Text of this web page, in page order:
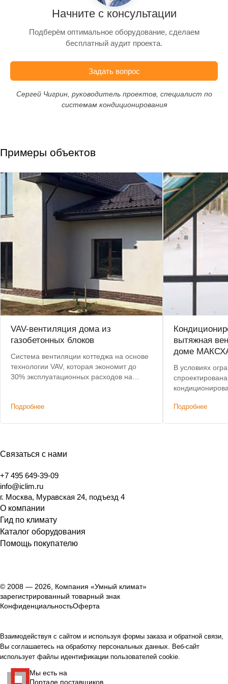
Начните с консультации
Подберём оптимальное оборудование, сделаем
бесплатный аудит проекта.
Задать вопрос
Сергей Чигрин, руководитель проектов, специалист по
системам кондиционирования
Примеры объектов
VAV-вентиляция дома из
газобетонных блоков
Система вентиляции коттеджа на основе
технологии VAV, которая экономит до
30% эксплуатационных расходов на
Подробнее
вытяжная
доме
В условиях
Подробнее
Связаться с нами
+7 495 649-39-09
info@iclim.ru
г. Москва, Муравская 24, подъезд 4
О компании
Гид по климату
Каталог оборудования
Помощь покупателю
© 2008 — 2026, Компания «Умный климат»
зарегистрированный товарный знак
КонфиденциальностьОферта
Взаимодействуя с сайтом и используя формы заказа и обратной связи,
Вы соглашаетесь на обработку персональных данных. Веб-сайт
использует файлы идентификации пользователей cookie.
Мы есть на
Портале поставщиков